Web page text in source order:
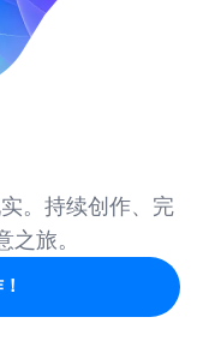
。持续创作、完
旅。